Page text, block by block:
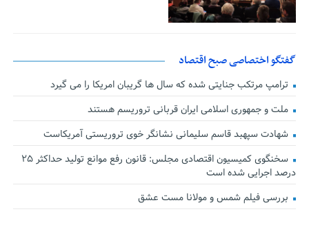
گفتگو اختصاصی صبح اقتصاد
ترامپ مرتکب جنایتی شده که سال ها گریبان امریکا را می گیرد
ملت و جمهوری اسلامی ایران قربانی تروریسم هستند
شهادت سپهبد قاسم سلیمانی نشانگر خوی تروریستی آمریکاست
سخنگوی کمیسیون اقتصادی مجلس: قانون رفع موانع تولید حداکثر ۲۵
درصد اجرایی شده است
بررسی فیلم شمس و مولانا مست عشق